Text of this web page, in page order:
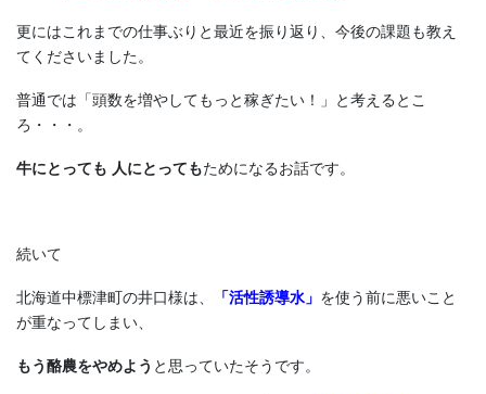
更にはこれまでの仕事ぶりと最近を振り返り、今後の課題も教え
てくださいました。
普通では「頭数を増やしてもっと稼ぎたい！」と考えるとこ
ろ・・・。
牛にとっても 人にとってもためになるお話です。
続いて
北海道中標津町の井口様は、 「活性誘導水」 を使う前に悪いこと
が重なってしまい、
もう酪農をやめよう と思っていたそうです。